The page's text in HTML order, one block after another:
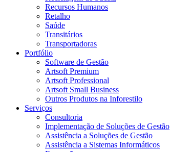
Recursos Humanos
Retalho
Saúde
Transitários
Transportadoras
Portfólio
Software de Gestão
Artsoft Premium
Artsoft Professional
Artsoft Small Business
Outros Produtos na Inforestilo
Serviços
Consultoria
Implementação de Soluções de Gestão
Assistência a Soluções de Gestão
Assistência a Sistemas Informáticos